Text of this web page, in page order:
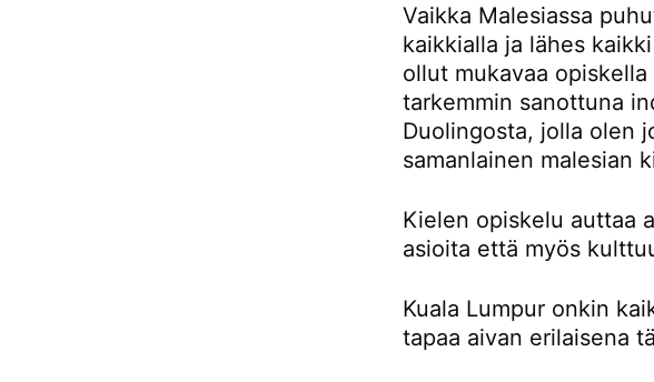
Vaikka Malesiassa
kaikkialla ja lähes
ollut mukavaa
tarkemmin sanottuna
Duolingosta, jolla olen
samanlainen malesian
Kielen opiskelu auttaa
asioita että myös
Kuala Lumpur onkin
tapaa aivan erilaisena